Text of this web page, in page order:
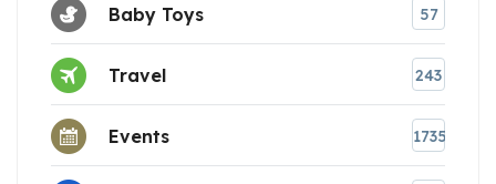
Baby Toys 57
Travel 243
Events 1735